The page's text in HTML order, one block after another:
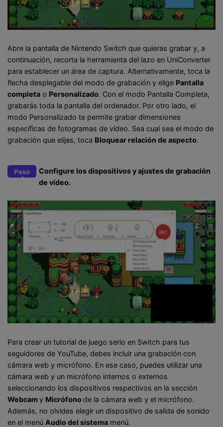
Abre la pantalla de Nintendo Switch que quieras grabar y, a
continuación, recorta la herramienta del lazo en UniConverter
para establecer un área de captura. Alternativamente, toca la
flecha desplegable del modo de grabación y elige Pantalla
completa o Personalizado. Con el modo Pantalla Completa,
grabarás toda la pantalla del ordenador. Por otro lado, el
modo Personalizado te permite grabar dimensiones
específicas de fotogramas de vídeo. Sea cual sea el modo de
grabación que elijas, toca Bloquear relación de aspecto.
Paso
4
Configure los dispositivos y ajustes de grabación
de vídeo.
Para crear un tutorial de juego serio en Switch para tus
seguidores de YouTube, debes incluir una grabación con
cámara web y micrófono. En ese caso, puedes utilizar una
cámara web y un micrófono internos o externos
seleccionando los dispositivos respectivos en la sección
Webcamy Micrófonode la cámara web y el micrófono.
Además, no olvides elegir un dispositivo de salida de sonido
en el menú Audio del sistema menú.